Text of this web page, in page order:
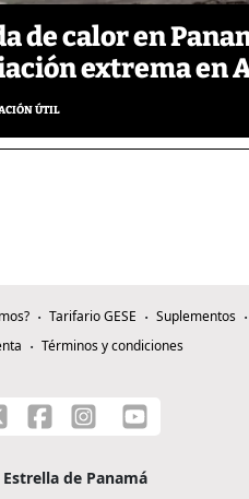
de calor en
extrema en
ÚTIL
Tarifario GESE Suplementos
Términos y condiciones
de Panamá